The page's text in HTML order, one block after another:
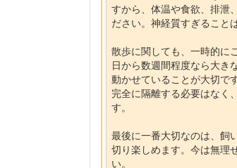
すから、体温や食欲、排泄
ださい。神経質すぎること
散歩に関しても、一時的に
日から数週間程度なら大き
動かせていることが大切で
完全に隔離する必要はなく
す。
最後に一番大切なのは、飼
切り楽しめます。今は無理
い。